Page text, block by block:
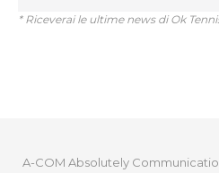
* Riceverai le ultime news di Ok
A-COM Absolutely